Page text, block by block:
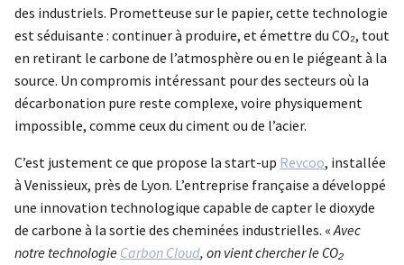
des industriels. Prometteuse sur le papier, cette technologie
est séduisante : continuer à produire, et émettre du CO₂, tout
en retirant le carbone de l’atmosphère ou en le piégeant à la
source. Un compromis intéressant pour des secteurs où la
décarbonation pure reste complexe, voire physiquement
impossible, comme ceux du ciment ou de l’acier.
C’est justement ce que propose la start-up Revcoo, installée
à Venissieux, près de Lyon. L’entreprise française a développé
une innovation technologique capable de capter le dioxyde
de carbone à la sortie des cheminées industrielles. «Avec
notre technologie Carbon Cloud, on vient chercher le CO₂